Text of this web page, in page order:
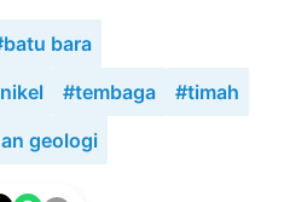
bara
#tembaga
#timah
geologi